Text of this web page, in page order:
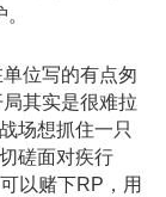
位写的有点匆
其实是很难拉
场想抓住一只
磋面对疾行
以赌下RP，用